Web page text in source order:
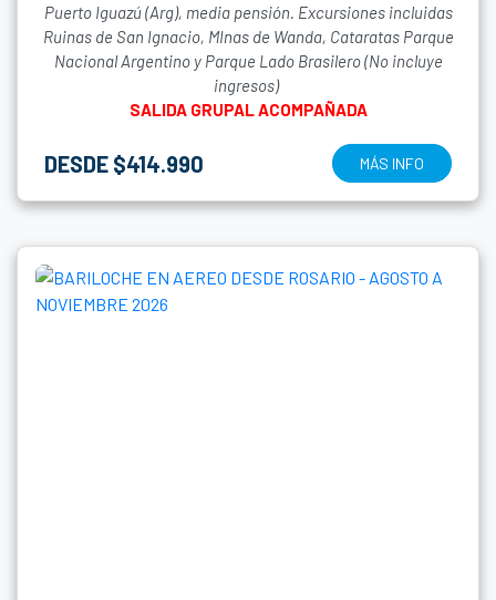
Puerto Iguazú (Arg), media pensión. Excursiones incluidas
Ruinas de San Ignacio, MInas de Wanda, Cataratas Parque
Nacional Argentino y Parque Lado Brasilero (No incluye
ingresos)
SALIDA GRUPAL ACOMPAÑADA
DESDE $414.990 MÁS INFO